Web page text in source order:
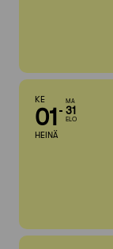
KE
01
HEINÄ
MA
31
ELO